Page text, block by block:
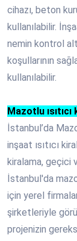
cihazı, beton
kullanılabilir.
nemin kontrol
koşullarının
kullanılabilir.
Mazotlu
İstanbul’da
inşaat ısıtıcı
kiralama, geçici
İstanbul'da
için yerel
şirketleriyle
projenizin